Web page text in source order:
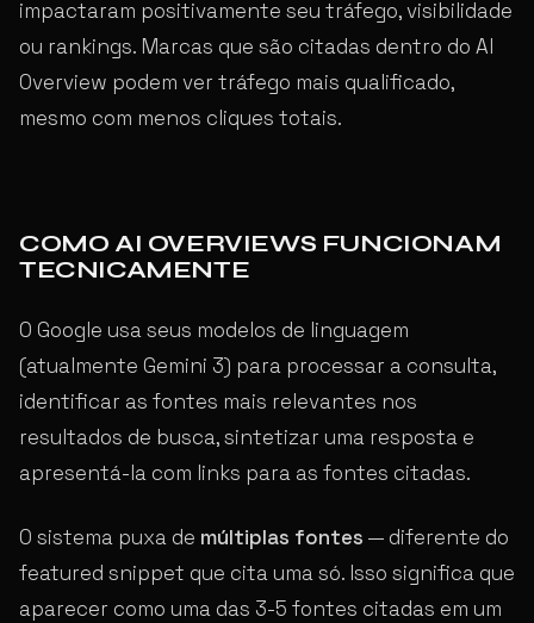
impactaram positivamente seu tráfego, visibilidade
ou rankings. Marcas que são citadas dentro do AI
Overview podem ver tráfego mais qualificado,
mesmo com menos cliques totais.
COMO AI OVERVIEWS FUNCIONAM
TECNICAMENTE
O Google usa seus modelos de linguagem
(atualmente Gemini 3) para processar a consulta,
identificar as fontes mais relevantes nos
resultados de busca, sintetizar uma resposta e
apresentá-la com links para as fontes citadas.
O sistema puxa de múltiplas fontes — diferente do
featured snippet que cita uma só. Isso significa que
aparecer como uma das 3-5 fontes citadas em um